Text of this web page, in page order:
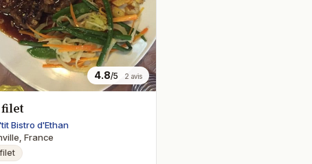
4.8/5 2 avis
filet
Bistro d'Ethan
France